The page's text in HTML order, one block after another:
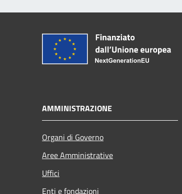
AMMINISTRAZIONE
Organi di Governo
Aree Amministrative
Uffici
Enti e fondazioni